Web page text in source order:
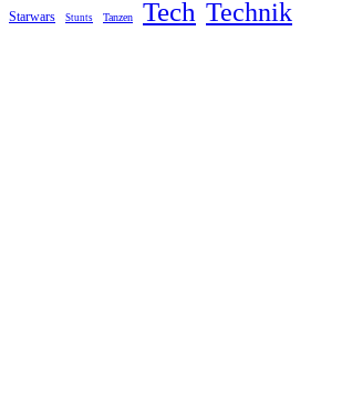
Starwars Stunts Tanzen Tech Technik